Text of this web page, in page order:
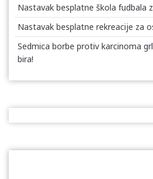
Nastavak besplatne škola fudbala
Nastavak besplatne rekreacije za
Sedmica borbe protiv karcinoma
bira!